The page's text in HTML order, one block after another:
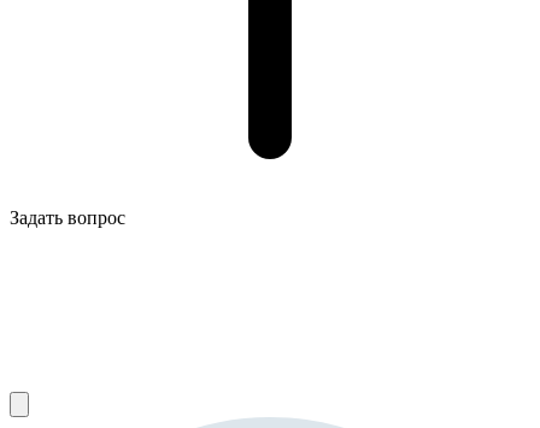
Задать вопрос